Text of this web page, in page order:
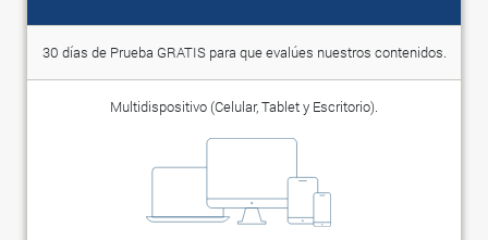
30 días de Prueba GRATIS para que evalúes nuestros contenidos.
Multidispositivo (Celular, Tablet y Escritorio).